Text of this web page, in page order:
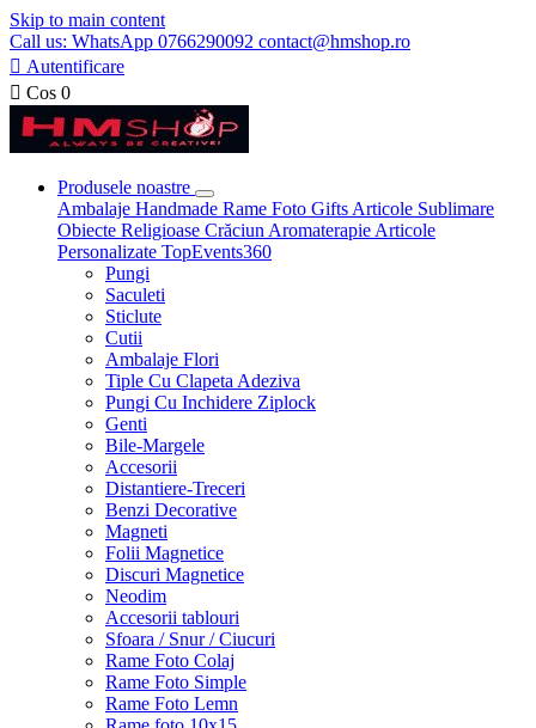
Skip to main content
Call us: WhatsApp 0766290092 contact@hmshop.ro
 Autentificare
 Cos 0
Produsele noastre
Ambalaje Handmade Rame Foto Gifts Articole Sublimare
Obiecte Religioase Crăciun Aromaterapie Articole
Personalizate TopEvents360
Pungi
Saculeti
Sticlute
Cutii
Ambalaje Flori
Tiple Cu Clapeta Adeziva
Pungi Cu Inchidere Ziplock
Genti
Bile-Margele
Accesorii
Distantiere-Treceri
Benzi Decorative
Magneti
Folii Magnetice
Discuri Magnetice
Neodim
Accesorii tablouri
Sfoara / Snur / Ciucuri
Rame Foto Colaj
Rame Foto Simple
Rame Foto Lemn